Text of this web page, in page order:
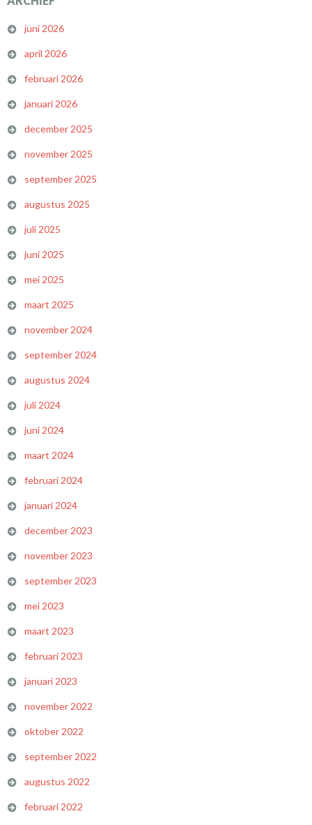
juni 2026
april 2026
februari 2026
januari 2026
december 2025
november 2025
september 2025
augustus 2025
juli 2025
juni 2025
mei 2025
maart 2025
november 2024
september 2024
augustus 2024
juli 2024
juni 2024
maart 2024
februari 2024
januari 2024
december 2023
november 2023
september 2023
mei 2023
maart 2023
februari 2023
januari 2023
november 2022
oktober 2022
september 2022
augustus 2022
februari 2022